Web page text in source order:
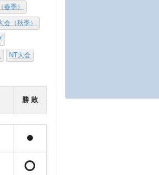
春季）
会（秋季）
NT大会
勝 敗